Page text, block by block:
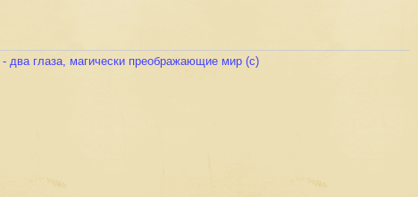
- два глаза, магически преображающие мир (с)